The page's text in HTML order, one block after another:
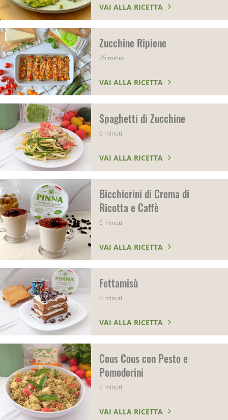
VAI ALLA RICETTA
Zucchine Ripiene
25 minuti
VAI ALLA RICETTA
Spaghetti di Zucchine
0 minuti
VAI ALLA RICETTA
Bicchierini di Crema di
Ricotta e Caffè
0 minuti
VAI ALLA RICETTA
Fettamisù
0 minuti
VAI ALLA RICETTA
Cous Cous con Pesto e
Pomodorini
0 minuti
VAI ALLA RICETTA